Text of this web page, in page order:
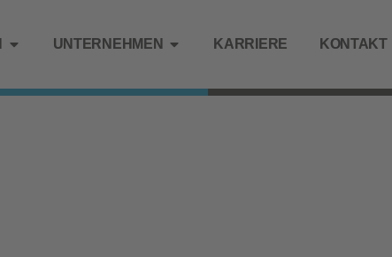
UNTERNEHMEN KARRIERE KONTAKT